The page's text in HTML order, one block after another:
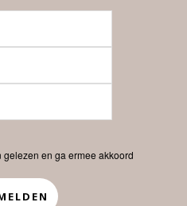
Pro.nl
Contact
APP
en ga ermee akkoord